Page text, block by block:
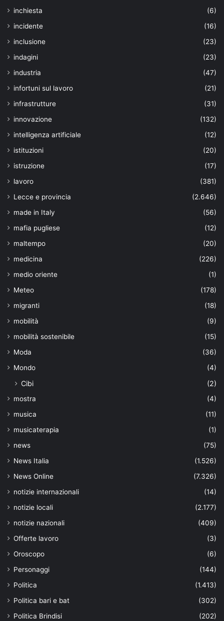
inchiesta
(6)
incidente
(16)
inclusione
(23)
indagini
(23)
industria
(47)
infortuni sul lavoro
(21)
infrastrutture
(31)
innovazione
(132)
intelligenza artificiale
(12)
istituzioni
(20)
istruzione
(17)
lavoro
(381)
Lecce e provincia
(2.646)
made in Italy
(56)
mafia pugliese
(12)
maltempo
(20)
medicina
(226)
medio oriente
(1)
Meteo
(178)
migranti
(18)
mobilità
(9)
mobilità sostenibile
(15)
Moda
(36)
Mondo
(4)
Cibi (2)
mostra
(4)
musica
(11)
musicaterapia
(1)
news
(75)
News Italia
(1.526)
News Online
(7.326)
notizie internazionali
(14)
notizie locali
(2.177)
notizie nazionali
(409)
Offerte lavoro
(3)
Oroscopo
(6)
Personaggi
(144)
Politica
(1.413)
Politica bari e bat
(302)
Politica Brindisi
(202)